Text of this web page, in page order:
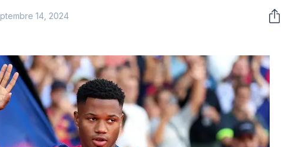
14, 2024